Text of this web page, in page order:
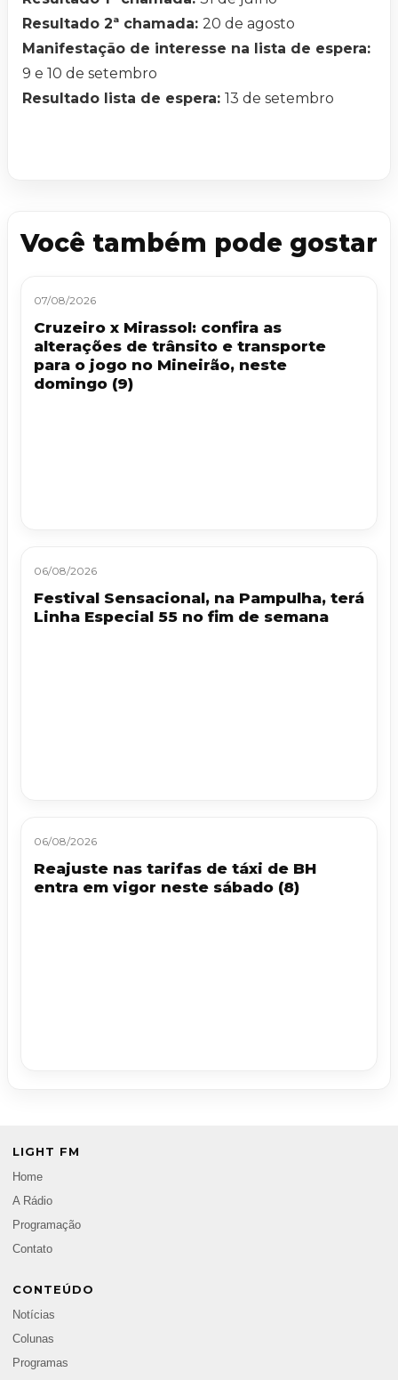
Resultado 2ª chamada: 20 de agosto
Manifestação de interesse na lista de espera:
9 e 10 de setembro
Resultado lista de espera: 13 de setembro
Você também pode gostar
07/08/2026
Cruzeiro x Mirassol: confira as
alterações de trânsito e transporte
para o jogo no Mineirão, neste
domingo (9)
06/08/2026
Festival Sensacional, na Pampulha, terá
Linha Especial 55 no fim de semana
06/08/2026
Reajuste nas tarifas de táxi de BH
entra em vigor neste sábado (8)
LIGHT FM
Home
A Rádio
Programação
Contato
CONTEÚDO
Notícias
Colunas
Programas